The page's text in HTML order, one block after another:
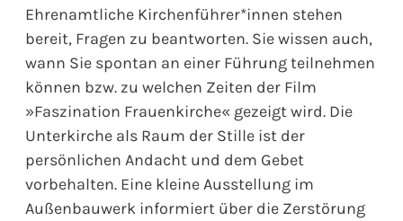
Ehrenamtliche Kirchenführer*innen stehen
bereit, Fragen zu beantworten. Sie wissen auch,
wann Sie spontan an einer Führung teilnehmen
können bzw. zu welchen Zeiten der Film
»Faszination Frauenkirche« gezeigt wird. Die
Unterkirche als Raum der Stille ist der
persönlichen Andacht und dem Gebet
vorbehalten. Eine kleine Ausstellung im
Außenbauwerk informiert über die Zerstörung